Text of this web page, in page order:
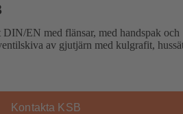
EN med flänsar, med handspak och
av gjutjärn med kulgrafit,
Kontakta KSB